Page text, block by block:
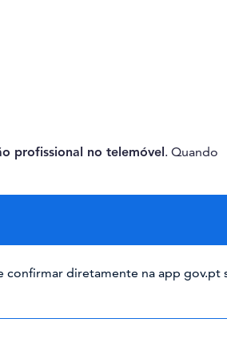
profissional no telemóvel. Quando
diretamente na app gov.pt